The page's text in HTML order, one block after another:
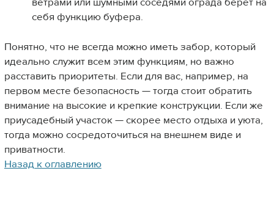
себя функцию буфера.
Понятно, что не всегда можно иметь забор, который
идеально служит всем этим функциям, но важно
расставить приоритеты. Если для вас, например, на
первом месте безопасность — тогда стоит обратить
внимание на высокие и крепкие конструкции. Если же
приусадебный участок — скорее место отдыха и уюта,
тогда можно сосредоточиться на внешнем виде и
приватности.
Назад к оглавлению